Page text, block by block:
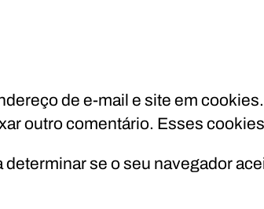
de e-mail e site em
outro comentário. Esses
se o seu navegador